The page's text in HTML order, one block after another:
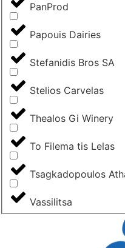
PanProd
Papouis Dairies
Stefanidis Bros SA
Stelios Carvelas
Thealos Gi Winery
To Filema tis Lelas
Tsagkadopoulos
Vassilitsa